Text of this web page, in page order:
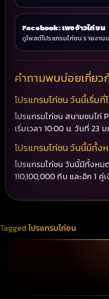
Facebook: เพจจ้าวไก่ชน
ดูโพสต์โปรแกรมไก่ชน รายงาน
คำถามพบบ่อยเกี่ยว
โปรแกรมไก่ชน วันนี้เริ่มกี่
โปรแกรมไก่ชน สนามชนไก่
เริ่มเวลา 10:00 น. วันที่ 23
โปรแกรมไก่ชน วันนี้มีทั้ง
โปรแกรมไก่ชน วันนี้มีทั้งหม
110,100,000 กีบ และอีก 1
Taggedโปรแกรมไก่ชน